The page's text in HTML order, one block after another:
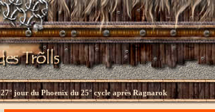
27° jour du Phoenix du 25° cycle après Ragnarok